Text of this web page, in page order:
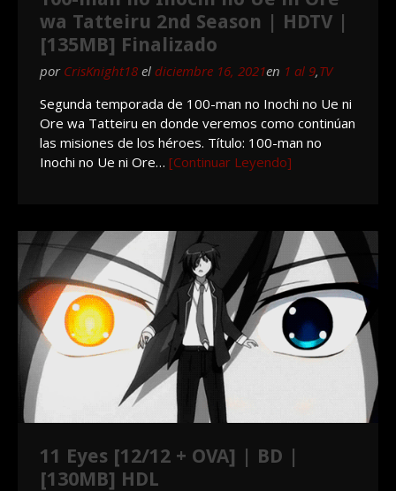
wa Tatteiru 2nd Season | HDTV |
[135MB] Finalizado
por CrisKnight18 el diciembre 16, 2021en 1 al 9,TV
Segunda temporada de 100-man no Inochi no Ue ni
Ore wa Tatteiru en donde veremos como continúan
las misiones de los héroes. Título: 100-man no
Inochi no Ue ni Ore… [Continuar Leyendo]
11 Eyes [12/12 + OVA] | BD |
[130MB] HDL